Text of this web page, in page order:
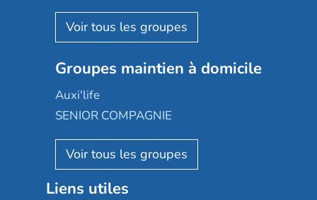
Aquarelia
Nexity edenea
Les jardins d'Arcadie
Occitalia
Appartseniors
Reseda
Stella management
Les villages d'or
Korian
Emera
Groupe SOS
Le Noble Âge
Almage
Résidalya
Groupe aplus
Groupes maintien à domicile
Auxi'life
SENIOR COMPAGNIE
AGE D'OR Services
Liens utiles